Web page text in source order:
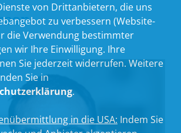
von Drittanbietern, die uns
zu verbessern (Website-
die Verwendung bestimmter
wir Ihre Einwilligung. Ihre
Sie jederzeit widerrufen. Weitere
Sie in
.
in die USA: Indem Sie